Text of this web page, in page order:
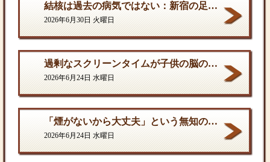
結核は過去の病気ではない：新宿の足元に潜む歪んだ現実
2026年6月30日 火曜日
過剰なスクリーンタイムが子供の脳の発達を停滞させる。
2026年6月24日 水曜日
「煙がないから大丈夫」という無知の罪。となりに一人生息するだけで、そこは危険地帯である
2026年6月24日 水曜日